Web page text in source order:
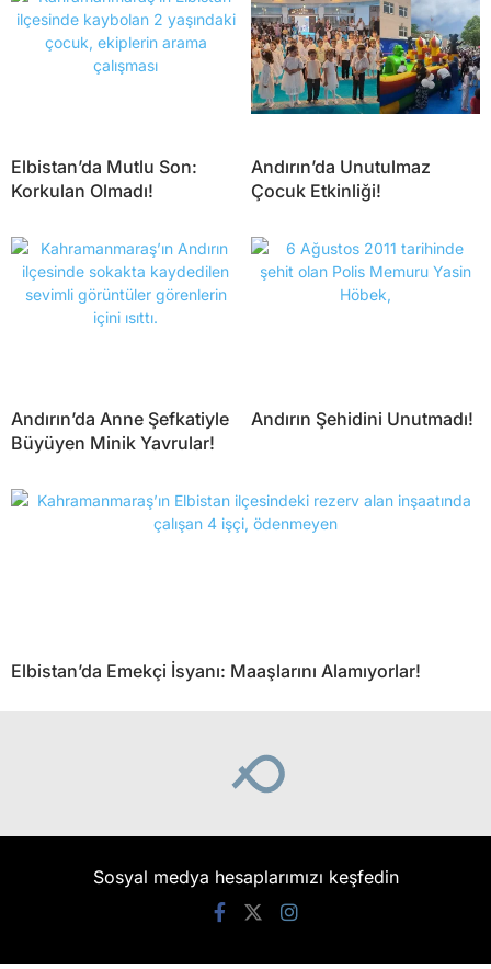
Elbistan’da Mutlu Son:
Korkulan Olmadı!
Andırın’da Unutulmaz
Çocuk Etkinliği!
Andırın’da Anne Şefkatiyle
Büyüyen Minik Yavrular!
Andırın Şehidini Unutmadı!
Elbistan’da Emekçi İsyanı: Maaşlarını Alamıyorlar!
Sosyal medya hesaplarımızı keşfedin